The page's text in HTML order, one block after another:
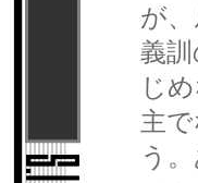
が
義
じ
主
う